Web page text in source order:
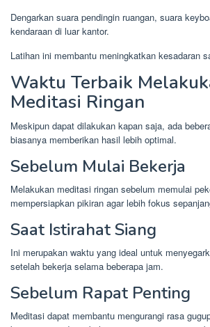
Dengarkan suara pendingin ruangan, suara
kendaraan di luar kantor.
Latihan ini membantu meningkatkan kesadaran
Waktu Terbaik
Meditasi Ringan
Meskipun dapat dilakukan kapan saja, ada
biasanya memberikan hasil lebih optimal.
Sebelum Mulai Bekerja
Melakukan meditasi ringan sebelum memulai
mempersiapkan pikiran agar lebih fokus
Saat Istirahat Siang
Ini merupakan waktu yang ideal untuk
setelah bekerja selama beberapa jam.
Sebelum Rapat Penting
Meditasi dapat membantu mengurangi rasa